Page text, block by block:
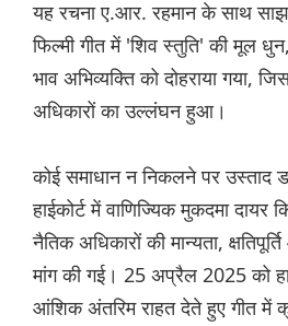
यह रचना ए.आर. रहमान के साथ
फिल्मी गीत में 'शिव स्तुति' की मूल
भाव अभिव्यक्ति को दोहराया गया,
अधिकारों का उल्लंघन हुआ।
कोई समाधान न निकलने पर उस्ताद
हाईकोर्ट में वाणिज्यिक मुकदमा दायर
नैतिक अधिकारों की मान्यता,
मांग की गई। 25 अप्रैल 2025 को
आंशिक अंतरिम राहत देते हुए गीत में